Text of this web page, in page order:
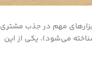
مهم در جذب مشتری
می‌شود)، یکی از این